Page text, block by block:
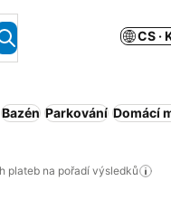
CS ·
Bazén Parkování Domácí
plateb na pořadí výsledků